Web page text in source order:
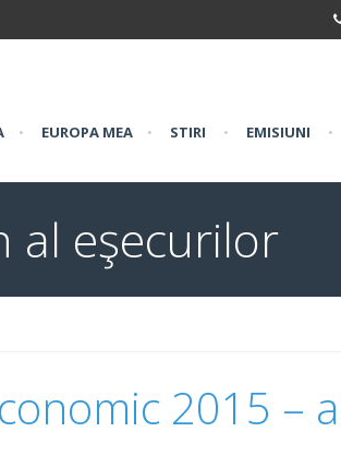
• EUROPA MEA • STIRI • EMISIUNI •
al eşecurilor
2015 –